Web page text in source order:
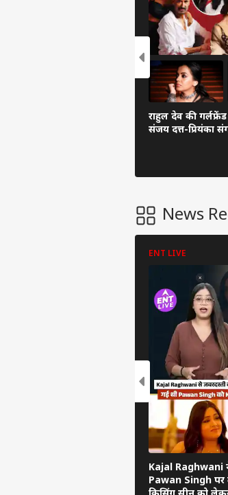
राहुल देव की
संजय दत्त-प्रियंका
News
ENT LIVE
Kajal Raghwani
Pawan Singh पर
हॅलो
एडवर्टाइज विथ
प्राइवेसी पॉलिसी
कॉन्टैक्ट अस